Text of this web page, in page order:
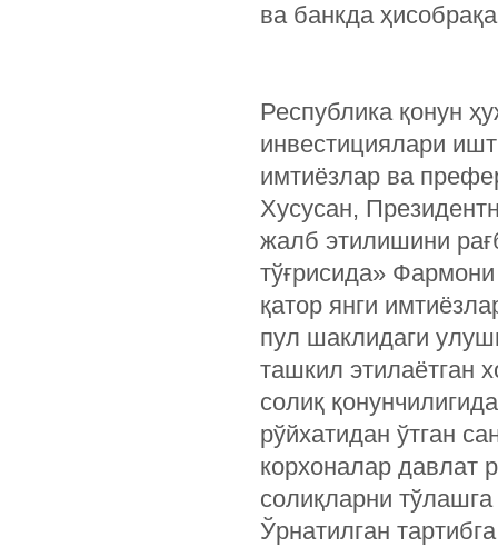
ва банкда
Республика қонун
инвестициялари
имтиёзлар ва
Хусусан,
жалб этилишини
тўғрисида»
қатор янги
пул шаклидаги
ташкил этилаётган
солиқ
рўйхатидан ўтган
корхоналар давлат
солиқларни
Ўрнатилган